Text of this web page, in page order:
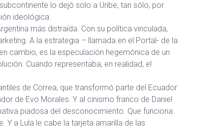
lo dejó solo a Uribe, tan sólo, por
ideológica.
más distraída. Con su política vinculada,
A la estrategia – llamada en el Portal- de la
cambio, es la especulación hegemónica de un
Cuando representaba, en realidad, el
de Correa, que transformó parte del Ecuador
de Evo Morales. Y al cinismo franco de Daniel
piadosa del desconocimiento. Que funciona
Y a Lula le cabe la tarjeta amarilla de las